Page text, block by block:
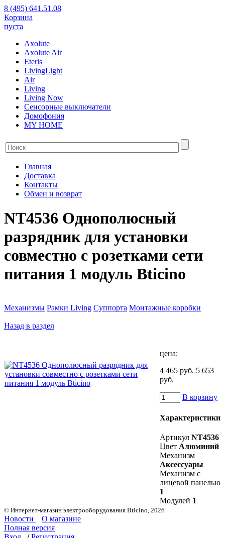
8 (495) 641.51.08
Корзина
пуста
Axolute
Axolute Air
Eteris
LivingLight
Air
Living
Living Now
Сенсорные выключатели
Домофония
MY HOME
Главная
Доставка
Контакты
Обмен и возврат
NT4536 Однополюсный
разрядник для установки
совместно с розетками сети
питания 1 модуль Bticino
Механизмы Рамки Living Суппорта Монтажные коробки
Назад в раздел
цена:
4 465 руб. 5 653
руб.
В корзину
Характеристики
Артикул NT4536
Цвет Алюминий
Механизм
Аксессуары
Механизм с
лицевой панелью
1
Модулей 1
© Интернет-магазин электрооборудования Bticino, 2026
Новости
О магазине
Полная версия